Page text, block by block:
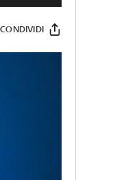
CONDIVIDI